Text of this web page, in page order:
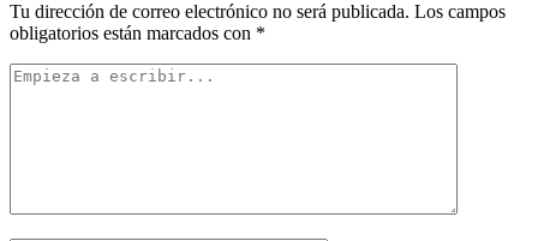
Tu dirección de correo electrónico no será publicada. Los campos
obligatorios están marcados con *